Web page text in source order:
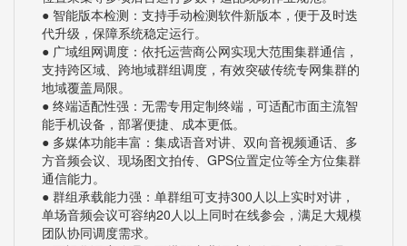
● 智能版本检测：支持手动检测软件新版本，便于及时迭
代升级，保障系统稳定运行。
● 广域组网调度：依托运营商公网实现大范围集群通信，
支持跨区域、跨地域群组调度，有效突破传统专网集群的
地域覆盖局限。
● 终端适配性强：无需专用定制终端，可适配市面主流智
能手机设备，部署便捷、成本更低。
● 多媒体功能丰富：集成语音对讲、双向音视频通话、多
方音频会议、现场图文拍传、GPS位置定位等全方位集群
通信能力。
● 群组承载能力强：单群组可支持300人以上实时对讲，
单场音频会议可容纳20人以上同时在线参会，满足大规模
团队协同调度需求。